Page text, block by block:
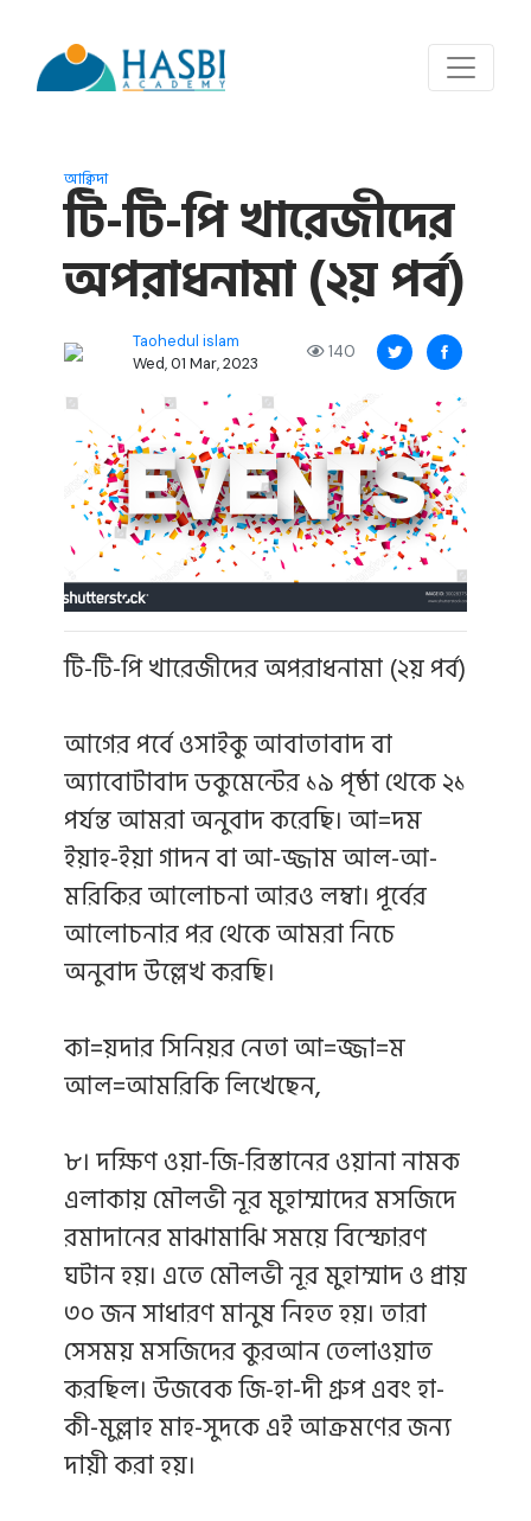
আক্বিদা
টি-টি-পি খারেজীদের
অপরাধনামা (২য় পর্ব)
Taohedul islam
Wed, 01 Mar, 2023
140
টি-টি-পি খারেজীদের অপরাধনামা (২য় পর্ব)
আগের পর্বে ওসাইকু আবাতাবাদ বা
অ্যাবোটাবাদ ডকুমেন্টের ১৯ পৃষ্ঠা থেকে ২১
পর্যন্ত আমরা অনুবাদ করেছি। আ=দম
ইয়াহ-ইয়া গাদন বা আ-জ্জাম আল-আ-
মরিকির আলোচনা আরও লম্বা। পূর্বের
আলোচনার পর থেকে আমরা নিচে
অনুবাদ উল্লেখ করছি।
কা=য়দার সিনিয়র নেতা আ=জ্জা=ম
আল=আমরিকি লিখেছেন,
৮। দক্ষিণ ওয়া-জি-রিস্তানের ওয়ানা নামক
এলাকায় মৌলভী নূর মুহাম্মাদের মসজিদে
রমাদানের মাঝামাঝি সময়ে বিস্ফোরণ
ঘটান হয়। এতে মৌলভী নূর মুহাম্মাদ ও প্রায়
৩০ জন সাধারণ মানুষ নিহত হয়। তারা
সেসময় মসজিদের কুরআন তেলাওয়াত
করছিল। উজবেক জি-হা-দী গ্রুপ এবং হা-
কী-মুল্লাহ মাহ-সুদকে এই আক্রমণের জন্য
দায়ী করা হয়।